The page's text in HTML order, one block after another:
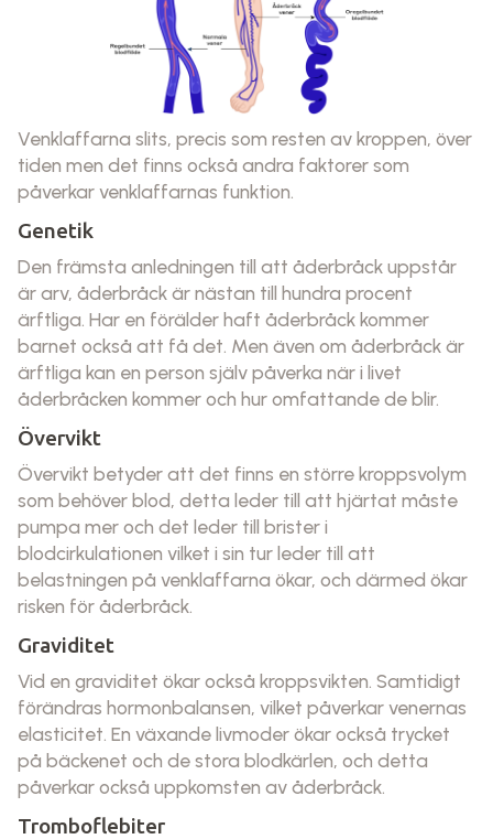
Venklaffarna slits, precis som resten av kroppen, över
tiden men det finns också andra faktorer som
påverkar venklaffarnas funktion.
Genetik
Den främsta anledningen till att åderbråck uppstår
är arv, åderbråck är nästan till hundra procent
ärftliga. Har en förälder haft åderbråck kommer
barnet också att få det. Men även om åderbråck är
ärftliga kan en person själv påverka när i livet
åderbråcken kommer och hur omfattande de blir.
Övervikt
Övervikt betyder att det finns en större kroppsvolym
som behöver blod, detta leder till att hjärtat måste
pumpa mer och det leder till brister i
blodcirkulationen vilket i sin tur leder till att
belastningen på venklaffarna ökar, och därmed ökar
risken för åderbråck.
Graviditet
Vid en graviditet ökar också kroppsvikten. Samtidigt
förändras hormonbalansen, vilket påverkar venernas
elasticitet. En växande livmoder ökar också trycket
på bäckenet och de stora blodkärlen, och detta
påverkar också uppkomsten av åderbråck.
Tromboflebiter